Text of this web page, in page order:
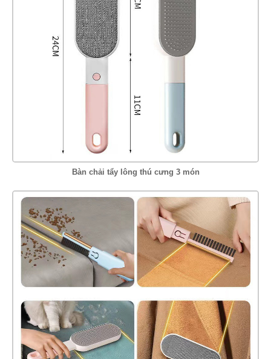
Bàn chải tẩy lông thú cưng 3 món